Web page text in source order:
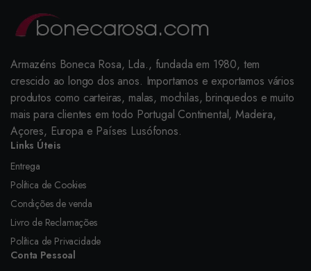
Armazéns Boneca Rosa, Lda., fundada em 1980, tem
crescido ao longo dos anos. Importamos e exportamos vários
produtos como carteiras, malas, mochilas, brinquedos e muito
mais para clientes em todo Portugal Continental, Madeira,
Açores, Europa e Países Lusófonos.
Links Úteis
Entrega
Política de Cookies
Condições de venda
Livro de Reclamações
Política de Privacidade
Conta Pessoal